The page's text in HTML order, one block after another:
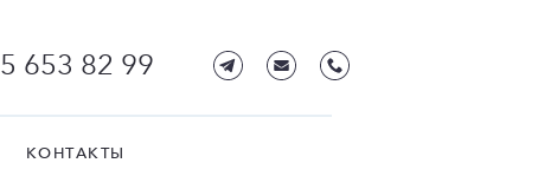
653 82 99
КОНТАКТЫ